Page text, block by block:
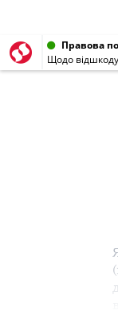
Правова
Щодо